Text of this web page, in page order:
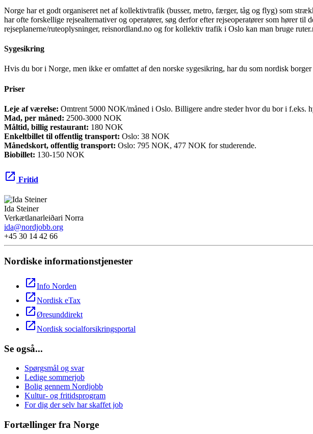
Norge har et godt organiseret net af kollektivtrafik (busser, metro, færger, tåg og flyg) som
har ofte forskellige rejsealternativer og operatører, søg derfor efter rejseoperatører som hører
rejseplanerne/ruteoplysninger, reisnordland.no og for kollektiv trafik i Oslo kan man bruge
Sygesikring
Hvis du bor i Norge, men ikke er omfattet af den norske sygesikring, har du som nordisk
Priser
Leje af værelse: Omtrent 5000 NOK/måned i Oslo. Billigere andre steder hvor du bor i f.eks.
Mad, per måned: 2500-3000 NOK
Måltid, billig restaurant: 180 NOK
Enkeltbillet til offentlig transport: Oslo: 38 NOK
Månedskort, offentlig transport: Oslo: 795 NOK, 477 NOK for studerende.
Biobillet: 130-150 NOK
open_in_new Fritid
Ida Steiner
Verkætlanarleiðari Norra
ida@nordjobb.org
+45 30 14 42 66
Nordiske informationstjenester
open_in_newInfo Norden
open_in_newNordisk eTax
open_in_newØresunddirekt
open_in_newNordisk socialforsikringsportal
Se også...
Spørgsmål og svar
Ledige sommerjob
Bolig gennem Nordjobb
Kultur- og fritidsprogram
For dig der selv har skaffet job
Fortællinger fra Norge